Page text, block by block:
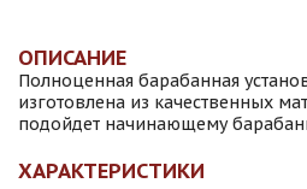
ОПИСАНИЕ
Полноценная барабанная
изготовлена из качественных
подойдет начинающему
ХАРАКТЕРИСТИКИ